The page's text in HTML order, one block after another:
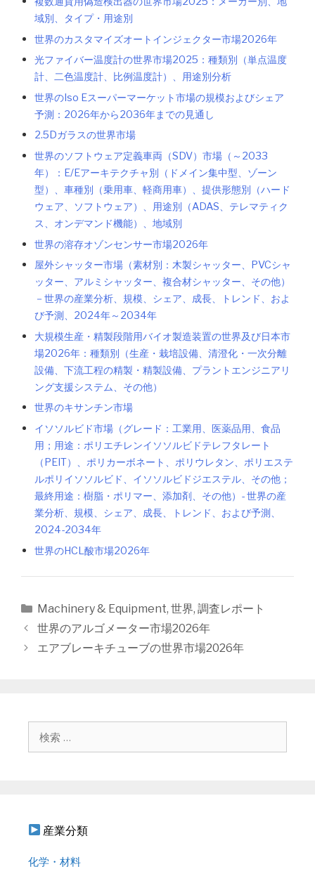
域別、タイプ・用途別
世界のカスタマイズオートインジェクター市場2026年
光ファイバー温度計の世界市場2025：種類別（単点温度
計、二色温度計、比例温度計）、用途別分析
世界のIso Eスーパーマーケット市場の規模およびシェア
予測：2026年から2036年までの見通し
2.5Dガラスの世界市場
世界のソフトウェア定義車両（SDV）市場（～2033
年）：E/Eアーキテクチャ別（ドメイン集中型、ゾーン
型）、車種別（乗用車、軽商用車）、提供形態別（ハード
ウェア、ソフトウェア）、用途別（ADAS、テレマティク
ス、オンデマンド機能）、地域別
世界の溶存オゾンセンサー市場2026年
屋外シャッター市場（素材別：木製シャッター、PVCシャ
ッター、アルミシャッター、複合材シャッター、その他）
－世界の産業分析、規模、シェア、成長、トレンド、およ
び予測、2024年～2034年
大規模生産・精製段階用バイオ製造装置の世界及び日本市
場2026年：種類別（生産・栽培設備、清澄化・一次分離
設備、下流工程の精製・精製設備、プラントエンジニアリ
ング支援システム、その他）
世界のキサンチン市場
イソソルビド市場（グレード：工業用、医薬品用、食品
用；用途：ポリエチレンイソソルビドテレフタレート
（PEIT）、ポリカーボネート、ポリウレタン、ポリエステ
ルポリイソソルビド、イソソルビドジエステル、その他；
最終用途：樹脂・ポリマー、添加剤、その他）- 世界の産
業分析、規模、シェア、成長、トレンド、および予測、
2024-2034年
世界のHCL酸市場2026年
カ
テ
Machinery & Equipment, 世界, 調査レポート
投
稿
世界のアルゴメーター市場2026年
エアブレーキチューブの世界市場2026年
産業分類
化学・材料